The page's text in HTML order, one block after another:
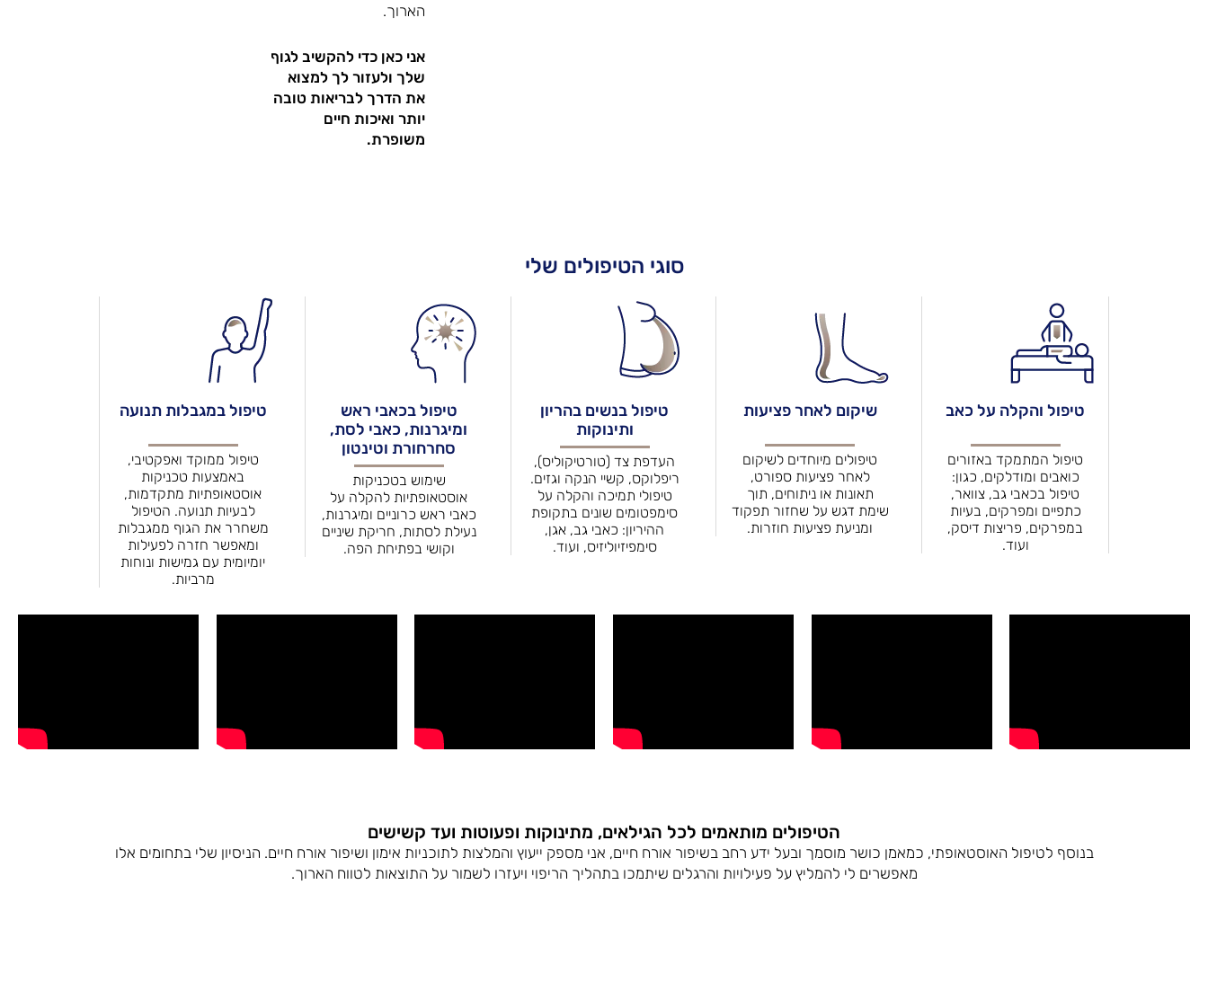
הארוך.
אני כאן כדי להקשיב לגוף
שלך ולעזור לך למצוא
את הדרך לבריאות טובה
יותר ואיכות חיים
משופרת.
סוגי הטיפולים שלי
טיפול והקלה על כאב
טיפול המתמקד באזורים
כואבים ומודלקים, כגון:
טיפול בכאבי גב, צוואר,
כתפיים ומפרקים, בעיות
במפרקים, פריצות דיסק,
ועוד.
שיקום לאחר פציעות
טיפולים מיוחדים לשיקום
לאחר פציעות ספורט,
תאונות או ניתוחים, תוך
שימת דגש על שחזור תפקוד
ומניעת פציעות חוזרות.
טיפול בנשים בהריון
ותינוקות
העדפת צד (טורטיקוליס),
ריפלוקס, קשיי הנקה וגזים.
טיפולי תמיכה והקלה על
סימפטומים שונים בתקופת
ההיריון: כאבי גב, אגן,
סימפיזיוליזיס, ועוד.
טיפול בכאבי ראש
ומיגרנות, כאבי לסת,
סחרחורת וטינטון
שימוש בטכניקות
אוסטאופתיות להקלה על
כאבי ראש כרוניים ומיגרנות,
נעילת לסתות, חריקת שיניים
וקושי בפתיחת הפה.
טיפול במגבלות תנועה
טיפול ממוקד ואפקטיבי,
באמצעות טכניקות
אוסטאופתיות מתקדמות,
לבעיות תנועה. הטיפול
משחרר את הגוף ממגבלות
ומאפשר חזרה לפעילות
יומיומית עם גמישות ונוחות
מרביות.
הטיפולים מותאמים לכל הגילאים, מתינוקות ופעוטות ועד קשישים
בנוסף לטיפול האוסטאופתי, כמאמן כושר מוסמך ובעל ידע רחב בשיפור אורח חיים, אני מספק ייעוץ והמלצות לתוכניות אימון ושיפור אורח חיים. הניסיון שלי בתחומים אלו
מאפשרים לי להמליץ על פעילויות והרגלים שיתמכו בתהליך הריפוי ויעזרו לשמור על התוצאות לטווח הארוך.